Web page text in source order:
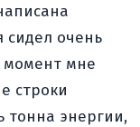
сидел очень
момент мне
строки
тонна энергии,